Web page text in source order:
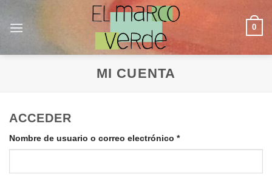
0
MI CUENTA
ACCEDER
Nombre de usuario o correo electrónico *Obligatorio